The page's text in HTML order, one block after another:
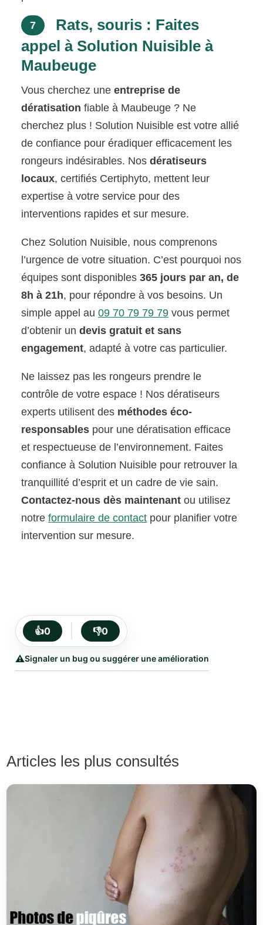
7
Rats, souris : Faites
appel à Solution Nuisible à
Maubeuge
Vous cherchez uneentreprise de
dératisation fiable à Maubeuge ? Ne
cherchez plus ! Solution Nuisible est votre allié
de confiance pour éradiquer efficacement les
rongeurs indésirables. Nosdératiseurs
locaux, certifiés Certiphyto, mettent leur
expertise à votre service pour des
interventions rapides et sur mesure.
Chez Solution Nuisible, nous comprenons
l’urgence de votre situation. C’est pourquoi nos
équipes sont disponibles365 jours par an, de
8h à 21h, pour répondre à vos besoins. Un
simple appel au09 70 79 79 79 vous permet
d’obtenir undevis gratuit et sans
engagement, adapté à votre cas particulier.
Ne laissez pas les rongeurs prendre le
contrôle de votre espace ! Nos dératiseurs
experts utilisent des méthodes éco-
responsables pour une dératisation efficace
et respectueuse de l’environnement. Faites
confiance à Solution Nuisible pour retrouver la
tranquillité d’esprit et un cadre de vie sain.
Contactez-nous dès maintenant ou utilisez
notreformulaire de contact pour planifier votre
intervention sur mesure.
👍0 👎0
⚠️Signaler un bug ou suggérer une amélioration
Articles les plus consultés